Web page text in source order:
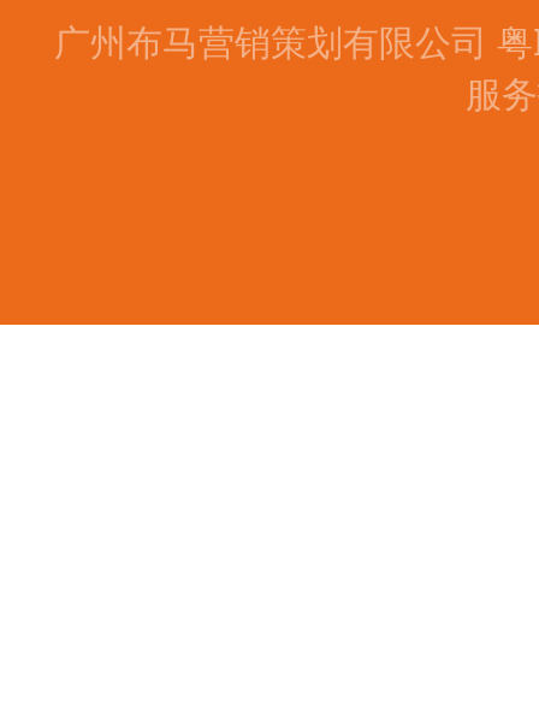
广州布马营销策划有限公司
服